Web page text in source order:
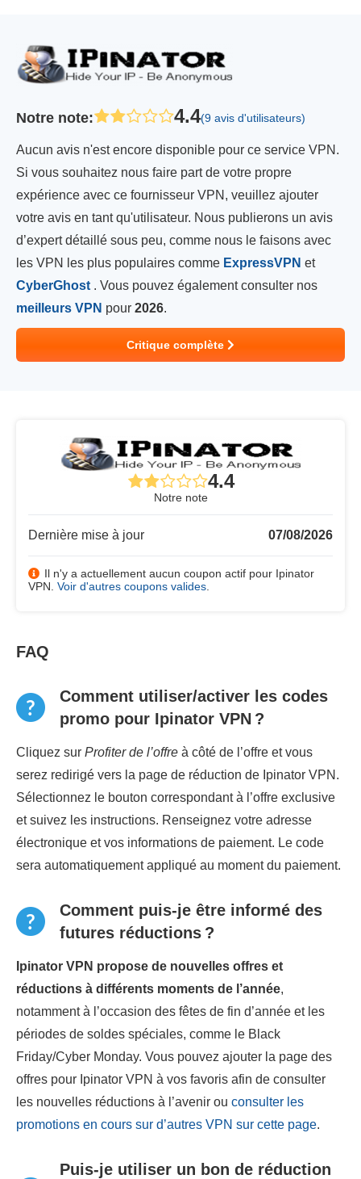
Notre note: 4.4(9 avis d'utilisateurs)
Aucun avis n'est encore disponible pour ce service VPN.
Si vous souhaitez nous faire part de votre propre
expérience avec ce fournisseur VPN, veuillez ajouter
votre avis en tant qu'utilisateur. Nous publierons un avis
d’expert détaillé sous peu, comme nous le faisons avec
les VPN les plus populaires comme ExpressVPN et
CyberGhost . Vous pouvez également consulter nos
meilleurs VPN pour 2026.
Critique complète
4.4
Notre note
Dernière mise à jour 07/08/2026
Il n'y a actuellement aucun coupon actif pour Ipinator
VPN. Voir d'autres coupons valides
FAQ
Comment utiliser/activer les codes
promo pour Ipinator VPN ?
Cliquez sur Profiter de l’offre à côté de l’offre et vous
serez redirigé vers la page de réduction de Ipinator VPN.
Sélectionnez le bouton correspondant à l’offre exclusive
et suivez les instructions. Renseignez votre adresse
électronique et vos informations de paiement. Le code
sera automatiquement appliqué au moment du paiement.
Comment puis-je être informé des
futures réductions ?
Ipinator VPN propose de nouvelles offres et
réductions à différents moments de l’année,
notamment à l’occasion des fêtes de fin d’année et les
périodes de soldes spéciales, comme le Black
Friday/Cyber Monday. Vous pouvez ajouter la page des
offres pour Ipinator VPN à vos favoris afin de consulter
les nouvelles réductions à l’avenir ou consulter les
promotions en cours sur d’autres VPN sur cette page.
Puis-je utiliser un bon de réduction